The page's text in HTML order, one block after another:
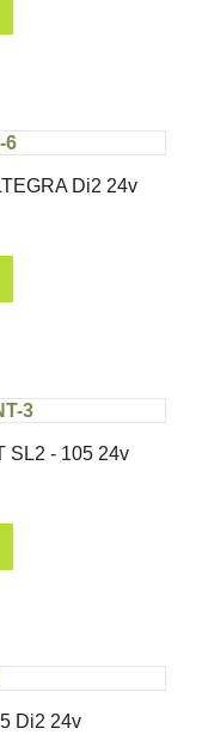
Di2 24v
SL2 - 105 24v
Di2 24v